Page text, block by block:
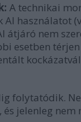
A technikai
használatot
átjáró nem
esetben
folytatódik.
jelenleg nem